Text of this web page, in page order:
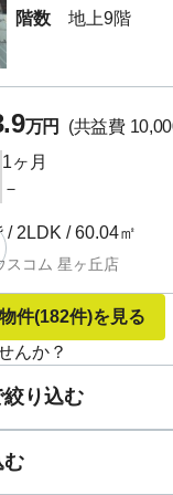
階数 地上9階
万円 (共益費
1ヶ月
－
/ 2LDK /60.04㎡
スコム 星ヶ丘店
件(182件)を見る
んか？
り込む
む